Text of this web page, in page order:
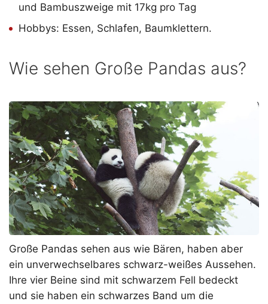
und Bambuszweige mit 17kg pro Tag
Hobbys: Essen, Schlafen, Baumklettern.
Wie sehen Große Pandas aus?
Große Pandas sehen aus wie Bären, haben aber
ein unverwechselbares schwarz-weißes Aussehen.
Ihre vier Beine sind mit schwarzem Fell bedeckt
und sie haben ein schwarzes Band um die